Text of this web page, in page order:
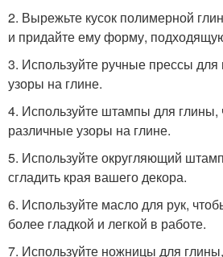
2. Вырежьте кусок полимерной
и придайте ему форму,
3. Используйте ручные прессы для
узоры на глине.
4. Используйте штампы для глины,
различные узоры на глине.
5. Используйте округляющий
сгладить края вашего декора.
6. Используйте масло для рук,
более гладкой и легкой в работе.
7. Используйте ножницы для